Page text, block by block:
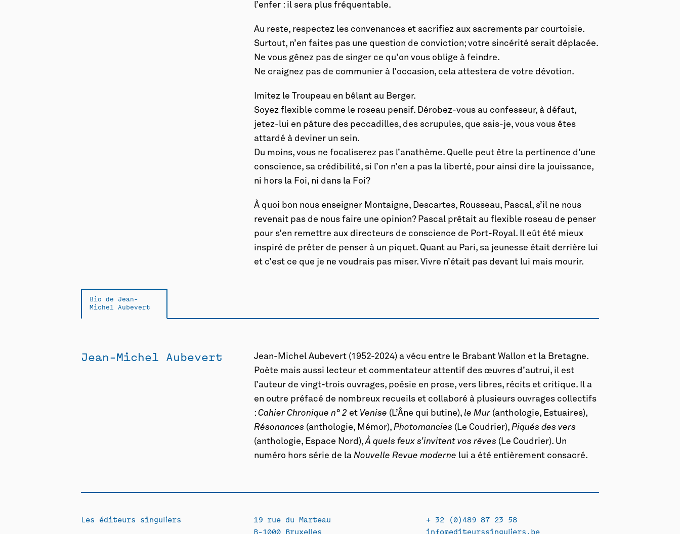
l’enfer : il sera plus fréquentable.
Au reste, respectez les convenances et sacrifiez aux sacrements par courtoisie.
Surtout, n’en faites pas une question de conviction; votre sincérité serait déplacée.
Ne vous gênez pas de singer ce qu’on vous oblige à feindre.
Ne craignez pas de communier à l’occasion, cela attestera de votre dévotion.
Imitez le Troupeau en bêlant au Berger.
Soyez flexible comme le roseau pensif. Dérobez-vous au confesseur, à défaut,
jetez-lui en pâture des peccadilles, des scrupules, que sais-je, vous vous êtes
attardé à deviner un sein.
Du moins, vous ne focaliserez pas l’anathème. Quelle peut être la pertinence d’une
conscience, sa crédibilité, si l’on n’en a pas la liberté, pour ainsi dire la jouissance,
ni hors la Foi, ni dans la Foi?
À quoi bon nous enseigner Montaigne, Descartes, Rousseau, Pascal, s’il ne nous
revenait pas de nous faire une opinion? Pascal prêtait au flexible roseau de penser
pour s’en remettre aux directeurs de conscience de Port-Royal. Il eût été mieux
inspiré de prêter de penser à un piquet. Quant au Pari, sa jeunesse était derrière lui
et c’est ce que je ne voudrais pas miser. Vivre n’était pas devant lui mais mourir.
Bio de Jean-
Michel Aubevert
Jean-Michel Aubevert
Jean-Michel Aubevert (1952-2024) a vécu entre le Brabant Wallon et la Bretagne.
Poète mais aussi lecteur et commentateur attentif des œuvres d’autrui, il est
l’auteur de vingt-trois ouvrages, poésie en prose, vers libres, récits et critique. Il a
en outre préfacé de nombreux recueils et collaboré à plusieurs ouvrages collectifs
:Cahier Chronique n° 2 et Venise (L’Âne qui butine),le Mur (anthologie, Estuaires),
Résonances (anthologie, Mémor),Photomancies (Le Coudrier),Piqués des vers
(anthologie, Espace Nord),À quels feux s’invitent vos rêves (Le Coudrier). Un
numéro hors série de laNouvelle Revue moderne lui a été entièrement consacré.
Les éditeurs singuliers
19 rue du Marteau
B-1000 Bruxelles
+ 32 (0)489 87 23 58
info@editeurssinguliers.be